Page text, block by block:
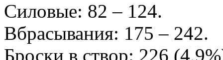
Силовые: 82 – 124.
Вбрасывания: 175 – 242.
Броски в створ: 226